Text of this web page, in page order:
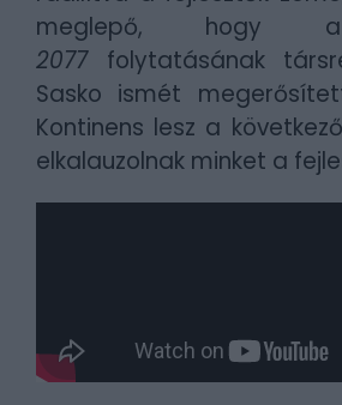
meglepő,
2077folytatásának
Sasko ismét
Kontinens lesz a
elkalauzolnak minket a